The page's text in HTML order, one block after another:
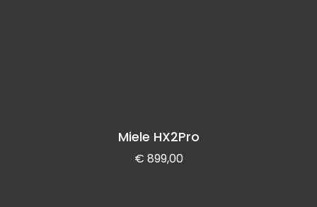
Miele HX2Pro
€ 899,00